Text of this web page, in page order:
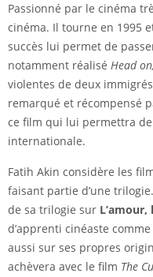
Passionné par le cinéma
cinéma. Il tourne en 1995
succès lui permet de
notamment réalisé Head on,
violentes de deux
remarqué et récompensé
ce film qui lui permettra
internationale.
Fatih Akin considère les
faisant partie d’une trilogie.
de sa trilogie sur
d’apprenti cinéaste
aussi sur ses propres
achèvera avec le film The